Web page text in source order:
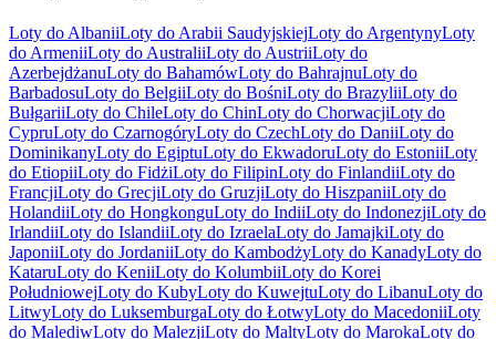
Loty do AlbaniiLoty do Arabii SaudyjskiejLoty do ArgentynyLoty
do ArmeniiLoty do AustraliiLoty do AustriiLoty do
AzerbejdżanuLoty do BahamówLoty do BahrajnuLoty do
BarbadosuLoty do BelgiiLoty do BośniLoty do BrazyliiLoty do
BułgariiLoty do ChileLoty do ChinLoty do ChorwacjiLoty do
CypruLoty do CzarnogóryLoty do CzechLoty do DaniiLoty do
DominikanyLoty do EgiptuLoty do EkwadoruLoty do EstoniiLoty
do EtiopiiLoty do FidżiLoty do FilipinLoty do FinlandiiLoty do
FrancjiLoty do GrecjiLoty do GruzjiLoty do HiszpaniiLoty do
HolandiiLoty do HongkonguLoty do IndiiLoty do IndonezjiLoty do
IrlandiiLoty do IslandiiLoty do IzraelaLoty do JamajkiLoty do
JaponiiLoty do JordaniiLoty do KambodżyLoty do KanadyLoty do
KataruLoty do KeniiLoty do KolumbiiLoty do Korei
PołudniowejLoty do KubyLoty do KuwejtuLoty do LibanuLoty do
LitwyLoty do LuksemburgaLoty do ŁotwyLoty do MacedoniiLoty
do MalediwLoty do MalezjiLoty do MaltyLoty do MarokaLoty do